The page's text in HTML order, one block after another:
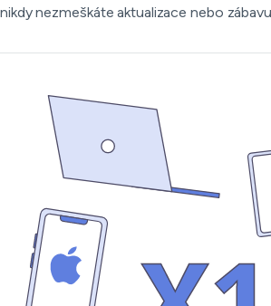
nikdy nezmeškáte aktualizace nebo